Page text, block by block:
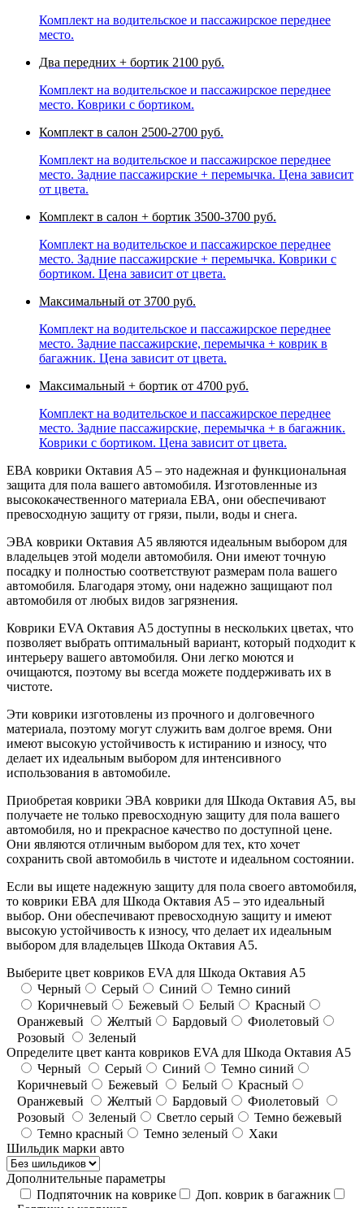
Комплект на водительское и пассажирское переднее
место.
Два передних + бортик 2100 руб.
Комплект на водительское и пассажирское переднее
место. Коврики с бортиком.
Комплект в салон 2500-2700 руб.
Комплект на водительское и пассажирское переднее
место. Задние пассажирские + перемычка. Цена зависит
от цвета.
Комплект в салон + бортик 3500-3700 руб.
Комплект на водительское и пассажирское переднее
место. Задние пассажирские + перемычка. Коврики с
бортиком. Цена зависит от цвета.
Максимальный от 3700 руб.
Комплект на водительское и пассажирское переднее
место. Задние пассажирские, перемычка + коврик в
багажник. Цена зависит от цвета.
Максимальный + бортик от 4700 руб.
Комплект на водительское и пассажирское переднее
место. Задние пассажирские, перемычка + в багажник.
Коврики с бортиком. Цена зависит от цвета.
ЕВА коврики Октавия А5 – это надежная и функциональная
защита для пола вашего автомобиля. Изготовленные из
высококачественного материала ЕВА, они обеспечивают
превосходную защиту от грязи, пыли, воды и снега.
ЭВА коврики Октавия А5 являются идеальным выбором для
владельцев этой модели автомобиля. Они имеют точную
посадку и полностью соответствуют размерам пола вашего
автомобиля. Благодаря этому, они надежно защищают пол
автомобиля от любых видов загрязнения.
Коврики EVA Октавия А5 доступны в нескольких цветах, что
позволяет выбрать оптимальный вариант, который подходит к
интерьеру вашего автомобиля. Они легко моются и
очищаются, поэтому вы всегда можете поддерживать их в
чистоте.
Эти коврики изготовлены из прочного и долговечного
материала, поэтому могут служить вам долгое время. Они
имеют высокую устойчивость к истиранию и износу, что
делает их идеальным выбором для интенсивного
использования в автомобиле.
Приобретая коврики ЭВА коврики для Шкода Октавия А5, вы
получаете не только превосходную защиту для пола вашего
автомобиля, но и прекрасное качество по доступной цене.
Они являются отличным выбором для тех, кто хочет
сохранить свой автомобиль в чистоте и идеальном состоянии.
Если вы ищете надежную защиту для пола своего автомобиля,
то коврики ЕВА для Шкода Октавия А5 – это идеальный
выбор. Они обеспечивают превосходную защиту и имеют
высокую устойчивость к износу, что делает их идеальным
выбором для владельцев Шкода Октавия А5.
Выберите цвет ковриков EVA для Шкода Октавия А5
Черный
Серый Синий
Темно синий
Коричневый
Бежевый Белый
Красный
Оранжевый
Желтый Бардовый
Фиолетовый
Розовый
Зеленый
Определите цвет канта ковриков EVA для Шкода Октавия А5
Черный
Серый Синий
Темно синий
Коричневый
Бежевый Белый
Красный
Оранжевый
Желтый Бардовый
Фиолетовый
Розовый
Зеленый Светло серый
Темно бежевый
Темно красный
Темно зеленый
Хаки
Шильдик марки авто
Дополнительные параметры
Подпяточник на коврике
Доп. коврик в багажник